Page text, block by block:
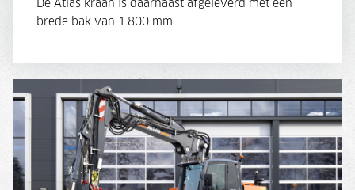
De Atlas kraan is daarnaast afgeleverd met een
brede bak van 1.800 mm.